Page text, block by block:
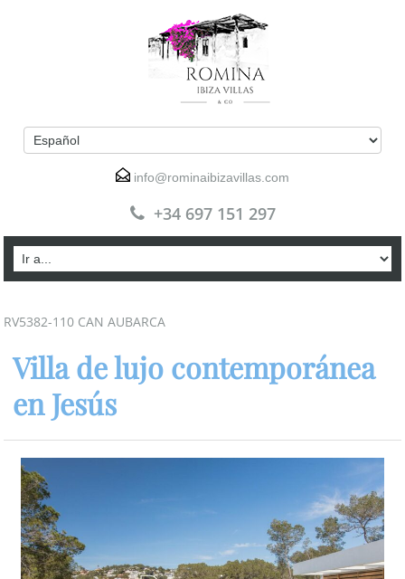
info@rominaibizavillas.com
+34 697 151 297
RV5382-110 CAN AUBARCA
Villa de lujo contemporánea
en Jesús